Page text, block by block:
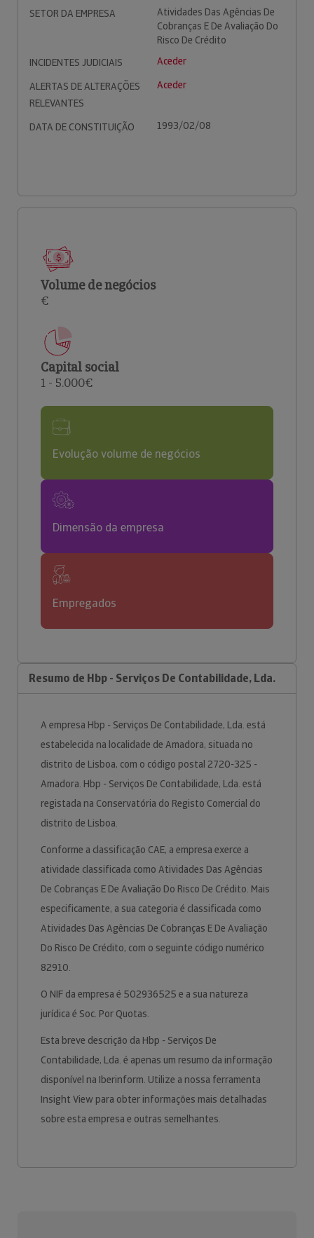
SETOR DA EMPRESA
Atividades Das Agências De
Cobranças E De Avaliação Do
Risco De Crédito
INCIDENTES JUDICIAIS
Aceder
ALERTAS DE ALTERAÇÕES
RELEVANTES
Aceder
DATA DE CONSTITUIÇÃO 1993/02/08
Volume de negócios
€
Capital social
1 - 5.000€
Evolução volume de negócios
Dimensão da empresa
Empregados
Resumo de Hbp - Serviços De Contabilidade, Lda.
A empresa Hbp - Serviços De Contabilidade, Lda. está
estabelecida na localidade de Amadora, situada no
distrito de Lisboa, com o código postal 2720-325 -
Amadora. Hbp - Serviços De Contabilidade, Lda. está
registada na Conservatória do Registo Comercial do
distrito de Lisboa.
Conforme a classificação CAE, a empresa exerce a
atividade classificada como Atividades Das Agências
De Cobranças E De Avaliação Do Risco De Crédito. Mais
especificamente, a sua categoria é classificada como
Atividades Das Agências De Cobranças E De Avaliação
Do Risco De Crédito, com o seguinte código numérico
82910.
O NIF da empresa é 502936525 e a sua natureza
jurídica é Soc. Por Quotas.
Esta breve descrição da Hbp - Serviços De
Contabilidade, Lda. é apenas um resumo da informação
disponível na Iberinform. Utilize a nossa ferramenta
Insight View para obter informações mais detalhadas
sobre esta empresa e outras semelhantes.